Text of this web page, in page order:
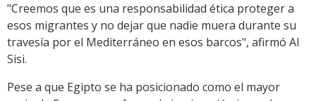
"Creemos que es una responsabilidad ética proteger a
esos migrantes y no dejar que nadie muera durante su
travesía por el Mediterráneo en esos barcos", afirmó Al
Sisi.
Pese a que Egipto se ha posicionado como el mayor